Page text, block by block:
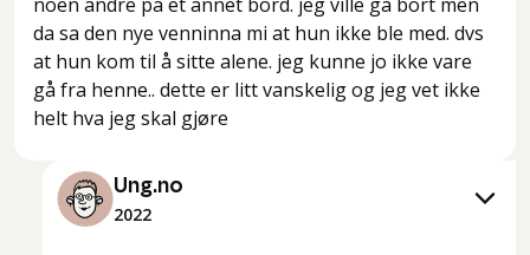
da sa den nye venninna mi at hun ikke ble med. dvs
at hun kom til å sitte alene. jeg kunne jo ikke vare
gå fra henne.. dette er litt vanskelig og jeg vet ikke
helt hva jeg skal gjøre
Ung.no
2022